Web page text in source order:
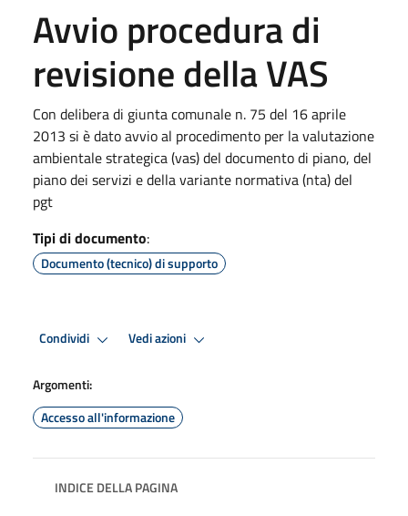
Avvio procedura di
revisione della VAS
Con delibera di giunta comunale n. 75 del 16 aprile
2013 si è dato avvio al procedimento per la valutazione
ambientale strategica (vas) del documento di piano, del
piano dei servizi e della variante normativa (nta) del
pgt
Tipi di documento:
Documento (tecnico) di supporto
Condividi Vedi azioni
Argomenti:
Accesso all'informazione
INDICE DELLA PAGINA